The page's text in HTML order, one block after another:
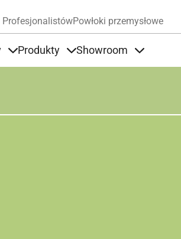
ProfesjonalistówPowłoki przemysłowe
Produkty Showroom